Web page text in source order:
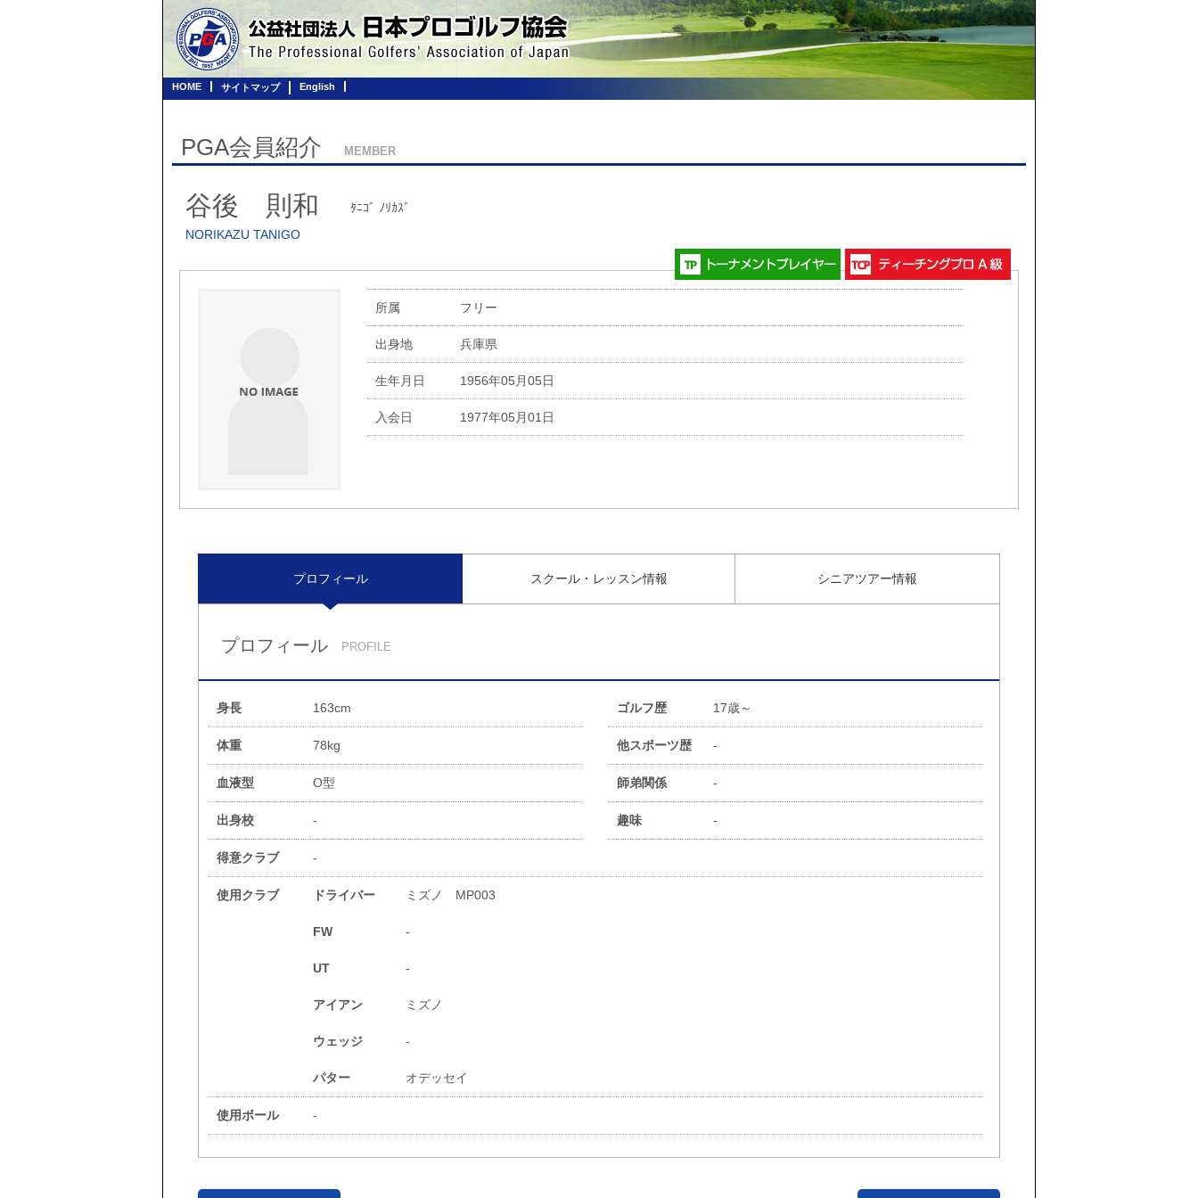
HOME サイトマップ English
PGA会員紹介 MEMBER
谷後 則和
ﾀﾆｺﾞ ﾉﾘｶｽﾞ
NORIKAZU TANIGO
所属 フリー
出身地 兵庫県
生年月日 1956年05月05日
入会日 1977年05月01日
プロフィール スクール・レッスン情報 シニアツアー情報
プロフィール PROFILE
身長 163cm
体重 78kg
血液型 O型
出身校 -
ゴルフ歴 17歳～
他スポーツ歴 -
師弟関係 -
趣味 -
得意クラブ -
使用クラブ ドライバー ミズノ MP003
FW -
UT -
アイアン ミズノ
ウェッジ -
パター オデッセイ
使用ボール -